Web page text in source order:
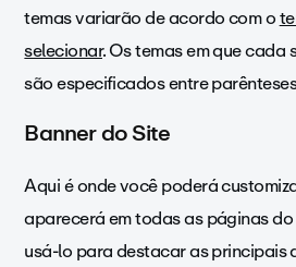
temas variarão de acordo com o
selecionar. Os temas em que
são especificadosentre
Banner do Site
Aqui é onde você poderá
aparecerá em todas as páginas
usá-lo para destacar as principais